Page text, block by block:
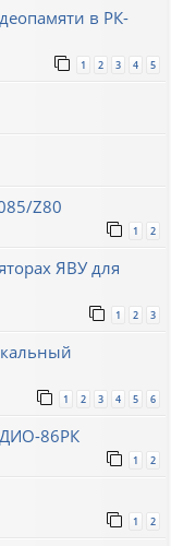
в РК-
1 2 3 4 5
Z80
1 2
ЯВУ для
1 2 3
1 2 3 4 5 6
86РК
1 2
1 2